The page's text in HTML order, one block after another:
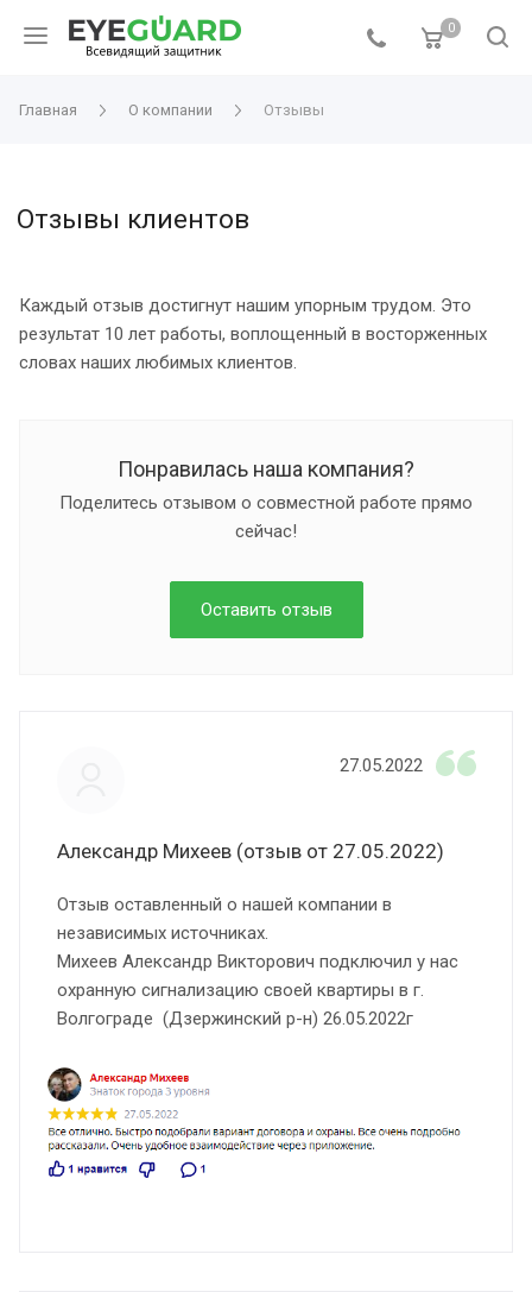
0
Главная О компании Отзывы
Отзывы клиентов
Каждый отзыв достигнут нашим упорным трудом. Это
результат 10 лет работы, воплощенный в восторженных
словах наших любимых клиентов.
Понравилась наша компания?
Поделитесь отзывом о совместной работе прямо
сейчас!
Оставить отзыв
Александр Михеев (отзыв от 27.05.2022)
27.05.2022
Отзыв оставленный о нашей компании в
независимых источниках.
Михеев Александр Викторович подключил у нас
охранную сигнализацию своей квартиры в г.
Волгограде (Дзержинский р-н) 26.05.2022г